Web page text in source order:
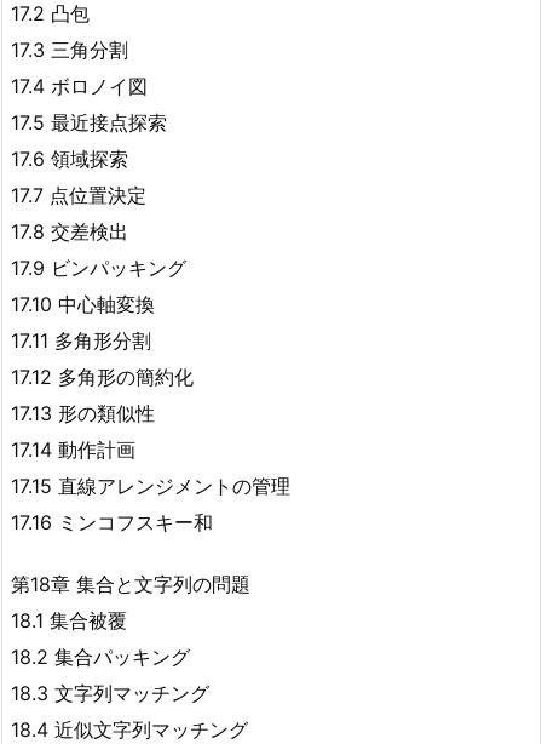
17.2 凸包
17.3 三角分割
17.4 ボロノイ図
17.5 最近接点探索
17.6 領域探索
17.7 点位置決定
17.8 交差検出
17.9 ビンパッキング
17.10 中心軸変換
17.11 多角形分割
17.12 多角形の簡約化
17.13 形の類似性
17.14 動作計画
17.15 直線アレンジメントの管理
17.16 ミンコフスキー和
第18章 集合と文字列の問題
18.1 集合被覆
18.2 集合パッキング
18.3 文字列マッチング
18.4 近似文字列マッチング